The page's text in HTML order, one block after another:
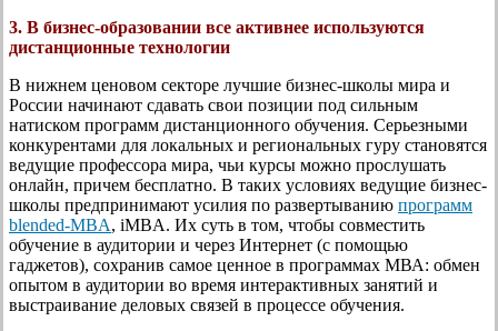
3. В бизнес-образовании все активнее используются
дистанционные технологии
В нижнем ценовом секторе лучшие бизнес-школы мира и
России начинают сдавать свои позиции под сильным
натиском программ дистанционного обучения. Серьезными
конкурентами для локальных и региональных гуру становятся
ведущие профессора мира, чьи курсы можно прослушать
онлайн, причем бесплатно. В таких условиях ведущие бизнес-
школы предпринимают усилия по развертыванию программ
blended-MBA, iMBA. Их суть в том, чтобы совместить
обучение в аудитории и через Интернет (с помощью
гаджетов), сохранив самое ценное в программах МВА: обмен
опытом в аудитории во время интерактивных занятий и
выстраивание деловых связей в процессе обучения.